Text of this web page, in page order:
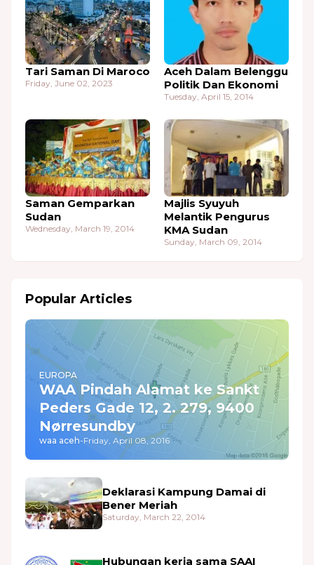
Tari Saman Di Maroco
Friday, June 02, 2023
Aceh Dalam Belenggu
Politik Dan Ekonomi
Tuesday, April 15, 2014
Saman Gemparkan
Sudan
Wednesday, March 19, 2014
Majlis Syuyuh
Melantik Pengurus
KMA Sudan
Sunday, March 09, 2014
Popular Articles
EUROPA
WAA Pindah Alamat ke Sankt
Peders Gade 12, 2. 279, 9400
Nørresundby
waa aceh-Friday, April 08, 2016
Deklarasi Kampung Damai di
Bener Meriah
Saturday, March 22, 2014
Hubungan kerja sama SAAI